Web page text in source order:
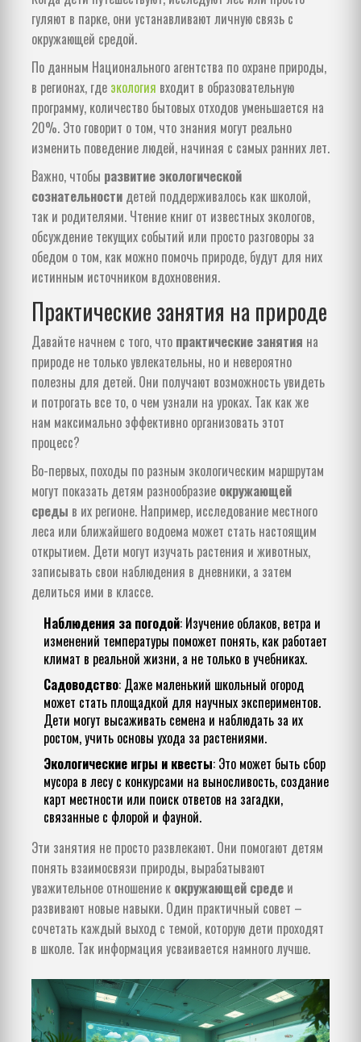
гуляют в парке, они устанавливают личную связь с
окружающей средой.
По данным Национального агентства по охране природы,
в регионах, где экология входит в образовательную
программу, количество бытовых отходов уменьшается на
20%. Это говорит о том, что знания могут реально
изменить поведение людей, начиная с самых ранних лет.
Важно, чтобы развитие экологической
сознательности детей поддерживалось как школой,
так и родителями. Чтение книг от известных экологов,
обсуждение текущих событий или просто разговоры за
обедом о том, как можно помочь природе, будут для них
истинным источником вдохновения.
Практические занятия на природе
Давайте начнем с того, что практические занятия на
природе не только увлекательны, но и невероятно
полезны для детей. Они получают возможность увидеть
и потрогать все то, о чем узнали на уроках. Так как же
нам максимально эффективно организовать этот
процесс?
Во-первых, походы по разным экологическим маршрутам
могут показать детям разнообразие окружающей
среды в их регионе. Например, исследование местного
леса или ближайшего водоема может стать настоящим
открытием. Дети могут изучать растения и животных,
записывать свои наблюдения в дневники, а затем
делиться ими в классе.
Наблюдения за погодой: Изучение облаков, ветра и
изменений температуры поможет понять, как работает
климат в реальной жизни, а не только в учебниках.
Садоводство: Даже маленький школьный огород
может стать площадкой для научных экспериментов.
Дети могут высаживать семена и наблюдать за их
ростом, учить основы ухода за растениями.
Экологические игры и квесты: Это может быть сбор
мусора в лесу с конкурсами на выносливость, создание
карт местности или поиск ответов на загадки,
связанные с флорой и фауной.
Эти занятия не просто развлекают. Они помогают детям
понять взаимосвязи природы, вырабатывают
уважительное отношение к окружающей среде и
развивают новые навыки. Один практичный совет –
сочетать каждый выход с темой, которую дети проходят
в школе. Так информация усваивается намного лучше.